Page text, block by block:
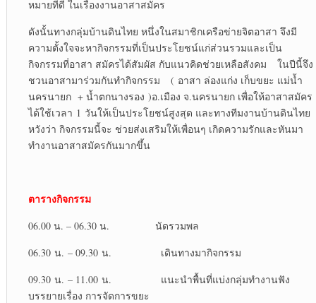
หมายที่ดี ในเรื่องงานอาสาสมัคร
ดังนั้นทางกลุ่มบ้านดินไทย หนึ่งในสมาชิกเครือข่ายจิตอาสา จึงมี
ความตั้งใจจะหากิจกรรมที่เป็นประโยชน์แก่ส่วนรวมและเป็น
กิจกรรมที่อาสา สมัครได้สัมผัส กับแนวคิดช่วยเหลือสังคม ในปีนี้จึง
ชวนอาสามาร่วมกันทำกิจกรรม ( อาสา ล่องแก่ง เก็บขยะ แม่น้ำ
นครนายก + น้ำตกนางรอง )อ.เมือง จ.นครนายก เพื่อให้อาสาสมัคร
ได้ใช้เวลา 1 วันให้เป็นประโยชน์สูงสุด และทางทีมงานบ้านดินไทย
หวังว่า กิจกรรมนี้จะ ช่วยส่งเสริมให้เพื่อนๆ เกิดความรักและหันมา
ทำงานอาสาสมัครกันมากขึ้น
ตารางกิจกรรม
06.00 น. – 06.30 น. นัดรวมพล
06.30 น. – 09.30 น. เดินทางมากิจกรรม
09.30 น. – 11.00 น. แนะนำพื้นที่แบ่งกลุ่มทำงานฟัง
บรรยายเรื่อง การจัดการขยะ